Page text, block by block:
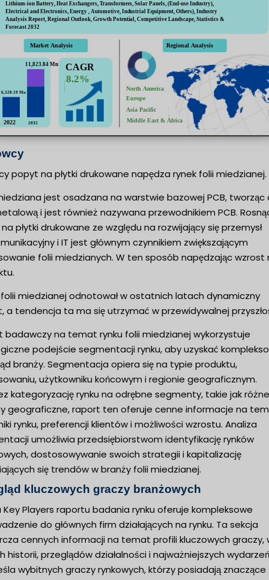
popyt na płytki drukowane napędza rynek folii miedzianej.
jest osadzana na warstwie bazowej PCB, tworząc
i jest również nazywana przewodnikiem PCB.
płytki drukowane ze względu na rozwijający się przemysł
i IT jest głównym czynnikiem zwiększającym
folii miedzianych. W ten sposób napędzając wzrost
folii miedzianej odnotował w ostatnich latach dynamiczny
a tendencja ta ma się utrzymać w przewidywalnej
badawczy na temat rynku folii miedzianej wykorzystuje
podejście segmentacji rynku, aby uzyskać
branży. Segmentacja opiera się na typie produktu,
użytkowniku końcowym i regionie geograficznym.
kategoryzację rynku na odrębne segmenty, takie jak różne
geograficzne, raport ten oferuje cenne informacje na
rynku, preferencji klientów i możliwości wzrostu. Analiza
umożliwia przedsiębiorstwom identyfikację rynków
dostosowywanie swoich strategii i kapitalizację
się trendów w branży folii miedzianej.
kluczowych graczy branżowych
Key Players raportu badania rynku oferuje kompleksowe
do głównych firm działających na rynku. Ta sekcja
cennych informacji na temat profili kluczowych graczy,
historii, przeglądów działalności i najważniejszych
wybitnych graczy rynkowych, którzy posiadają znaczące